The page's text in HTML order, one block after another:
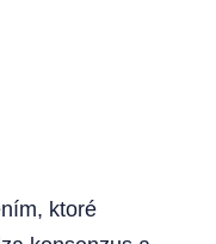
ktoré